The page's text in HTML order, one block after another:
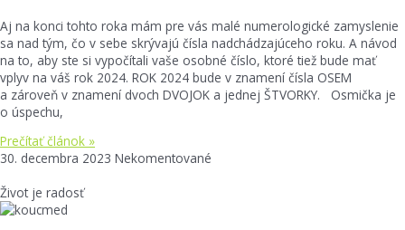
Aj na konci tohto roka mám pre vás malé numerologické zamyslenie
sa nad tým, čo v sebe skrývajú čísla nadchádzajúceho roku. A návod
na to, aby ste si vypočítali vaše osobné číslo, ktoré tiež bude mať
vplyv na váš rok 2024. ROK 2024 bude v znamení čísla OSEM
a zároveň v znamení dvoch DVOJOK a jednej ŠTVORKY. Osmička je
o úspechu,
Prečítať článok »
30. decembra 2023 Nekomentované
Život je radosť